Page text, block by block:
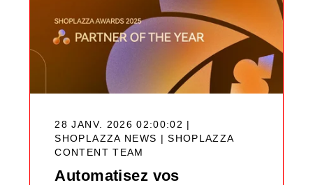
28 JANV. 2026 02:00:02 |
SHOPLAZZA NEWS |SHOPLAZZA
CONTENT TEAM
Automatisez vos